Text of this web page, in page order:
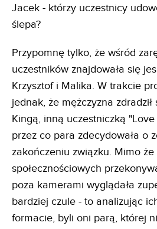
Jacek - którzy uczestnicy
ślepa?
Przypomnę tylko, że wśród
uczestników znajdowała się
Krzysztof i Malika. W trakcie
jednak, że mężczyzna
Kingą, inną uczestniczką "Love
przez co para zdecydowała o
zakończeniu związku. Mimo
społecznościowych
poza kamerami wyglądała
bardziej czule - to analizując
formacie, byli oni parą, której